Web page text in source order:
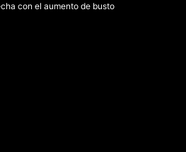
con el aumento de busto